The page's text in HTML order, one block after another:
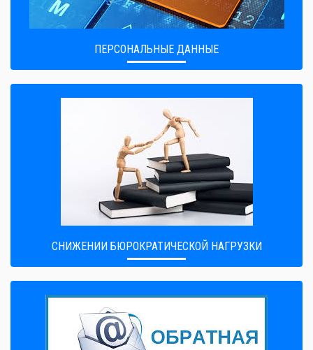
ПЕРСОНАЛЬНЫЕ ДАННЫЕ
CНИЖЕНИИ БЮРОКРАТИЧЕСКОЙ НАГРУЗКИ